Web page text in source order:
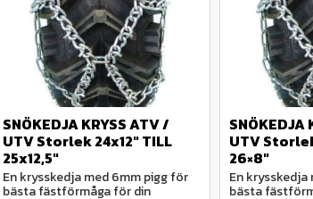
SNÖKEDJA KRYSS ATV /
UTV Storlek 24x12" TILL
25x12,5"
En krysskedja med 6mm pigg för
bästa fästförmåga för din
SNÖKEDJA
UTV
26×8″
En
bästa